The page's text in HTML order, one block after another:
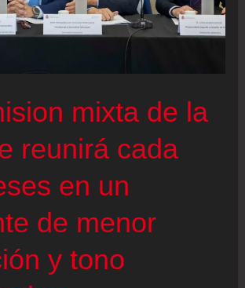
mixta de la
reunirá cada
en un
de menor
y tono